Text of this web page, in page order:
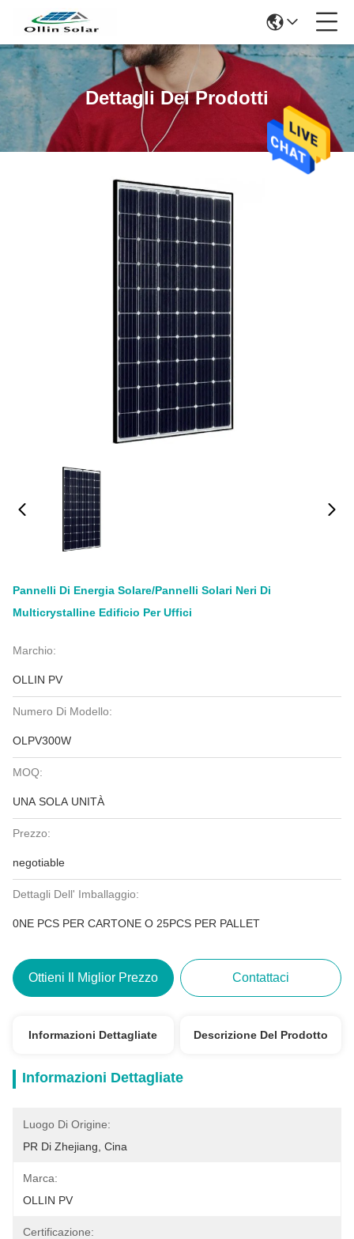
Dettagli Dei Prodotti
Pannelli Di Energia Solare/pannelli Solari Neri Di
Multicrystalline Edificio Per Uffici
Marchio:
OLLIN PV
Numero Di Modello:
OLPV300W
MOQ:
UNA SOLA UNITÀ
Prezzo:
negotiable
Dettagli Dell' Imballaggio:
0NE PCS PER CARTONE O 25PCS PER PALLET
Ottieni Il Miglior Prezzo Contattaci
Informazioni Dettagliate Descrizione Del Prodotto
Informazioni Dettagliate
Luogo Di Origine:
PR Di Zhejiang, Cina
Marca:
OLLIN PV
Certificazione: